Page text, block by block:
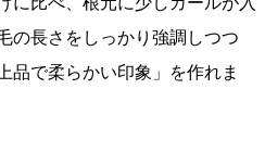
の長さをしっかり強調しつつ
品で柔らかい印象」を作れま